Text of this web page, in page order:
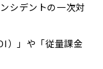
シデントの一次対
）」や「従量課金